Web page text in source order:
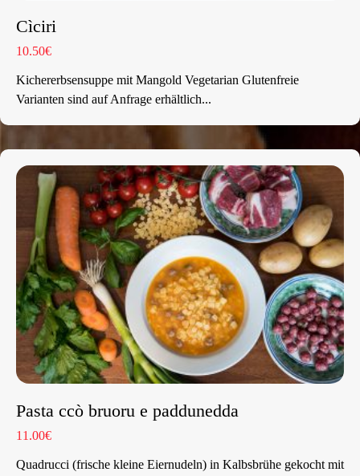
Cìciri
10.50€
Kichererbsensuppe mit Mangold Vegetarian Glutenfreie
Varianten sind auf Anfrage erhältlich...
Pasta ccò bruoru e paddunedda
11.00€
Quadrucci (frische kleine Eiernudeln) in Kalbsbrühe gekocht mit